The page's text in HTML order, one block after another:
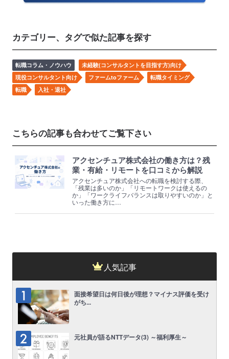
カテゴリー、タグで似た記事を探す
転職コラム・ノウハウ
未経験(コンサルタントを目指す方)向け
現役コンサルタント向け
ファームtoファーム
転職タイミング
転職
入社・退社
こちらの記事も合わせてご覧下さい
アクセンチュア株式会社の働き方は？残
業・有給・リモートを口コミから解説
アクセンチュア株式会社への転職を検討する際、
「残業は多いのか」「リモートワークは使えるの
か」「ワークライフバランスは取りやすいのか」と
いった働き方に…
人気記事
面接希望日は何日後が理想？マイナス評価を受け
がち...
元社員が語るNTTデータ(3) ～福利厚生～